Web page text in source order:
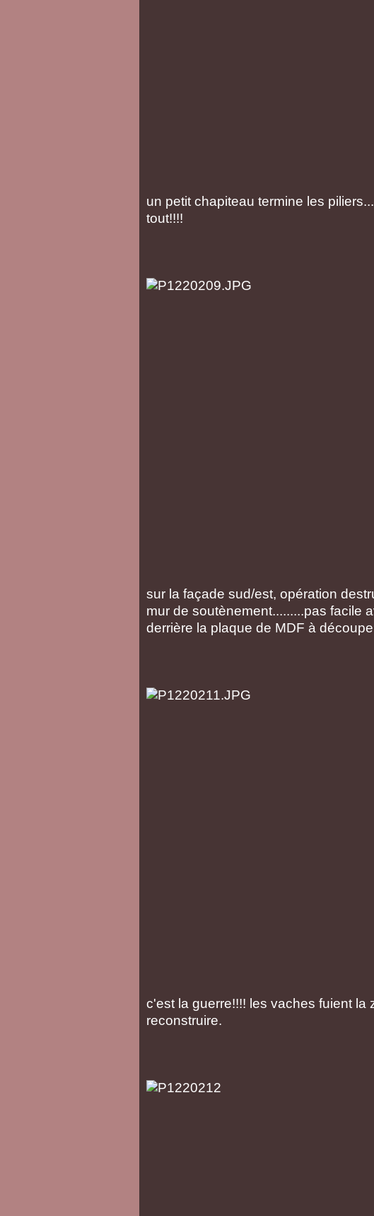
un petit chapiteau termine les
tout!!!!
sur la façade sud/est, opération
mur de soutènement.........pas facile
derrière la plaque de MDF à
c'est la guerre!!!! les vaches fuient la
reconstruire.